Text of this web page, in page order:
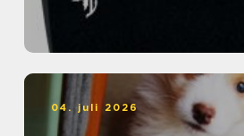
04. juli 2026